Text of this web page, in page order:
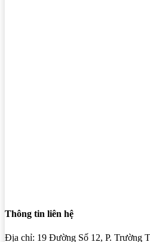
Thông tin liên hệ
Địa chỉ: 19 Đường Số 12, P. Trường